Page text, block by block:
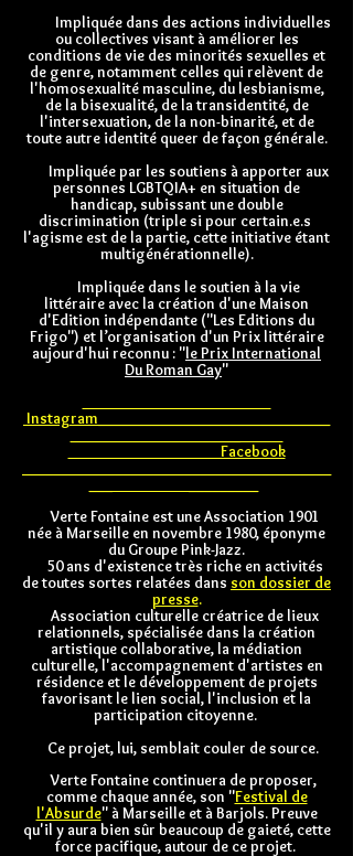
Impliquée dans des actions individuelles
ou collectives visant à améliorer les
conditions de vie des minorités sexuelles et
de genre, notamment celles qui relèvent de
l'homosexualité masculine, du lesbianisme,
de la bisexualité, de la transidentité, de
l'intersexuation, de la non-binarité, et de
toute autre identité queer de façon générale.
Impliquée par les soutiens à apporter aux
personnes LGBTQIA+ en situation de
handicap, subissant une double
discrimination (triple si pour certain.e.s
l'agisme est de la partie, cette initiative étant
multigénérationnelle).
Impliquée dans le soutien à la vie
littéraire avec la création d'une Maison
d'Edition indépendante ("Les Editions du
Frigo") et l’organisation d'un Prix littéraire
aujourd'hui reconnu : "le Prix International
Du Roman Gay"
Instagram______________________________
Facebook
Verte Fontaine est une Association 1901
née à Marseille en novembre 1980, éponyme
du Groupe Pink-Jazz.
50 ans d'existence très riche en activités
de toutes sortes relatées dans son dossier de
presse.
Association culturelle créatrice de lieux
relationnels, spécialisée dans la création
artistique collaborative, la médiation
culturelle, l'accompagnement d'artistes en
résidence et le développement de projets
favorisant le lien social, l'inclusion et la
participation citoyenne.
Ce projet, lui, semblait couler de source.
Verte Fontaine continuera de proposer,
comme chaque année, son "Festival de
l'Absurde" à Marseille et à Barjols.Preuve
qu'il y aura bien sûr beaucoup de gaieté, cette
force pacifique, autour de ce projet.